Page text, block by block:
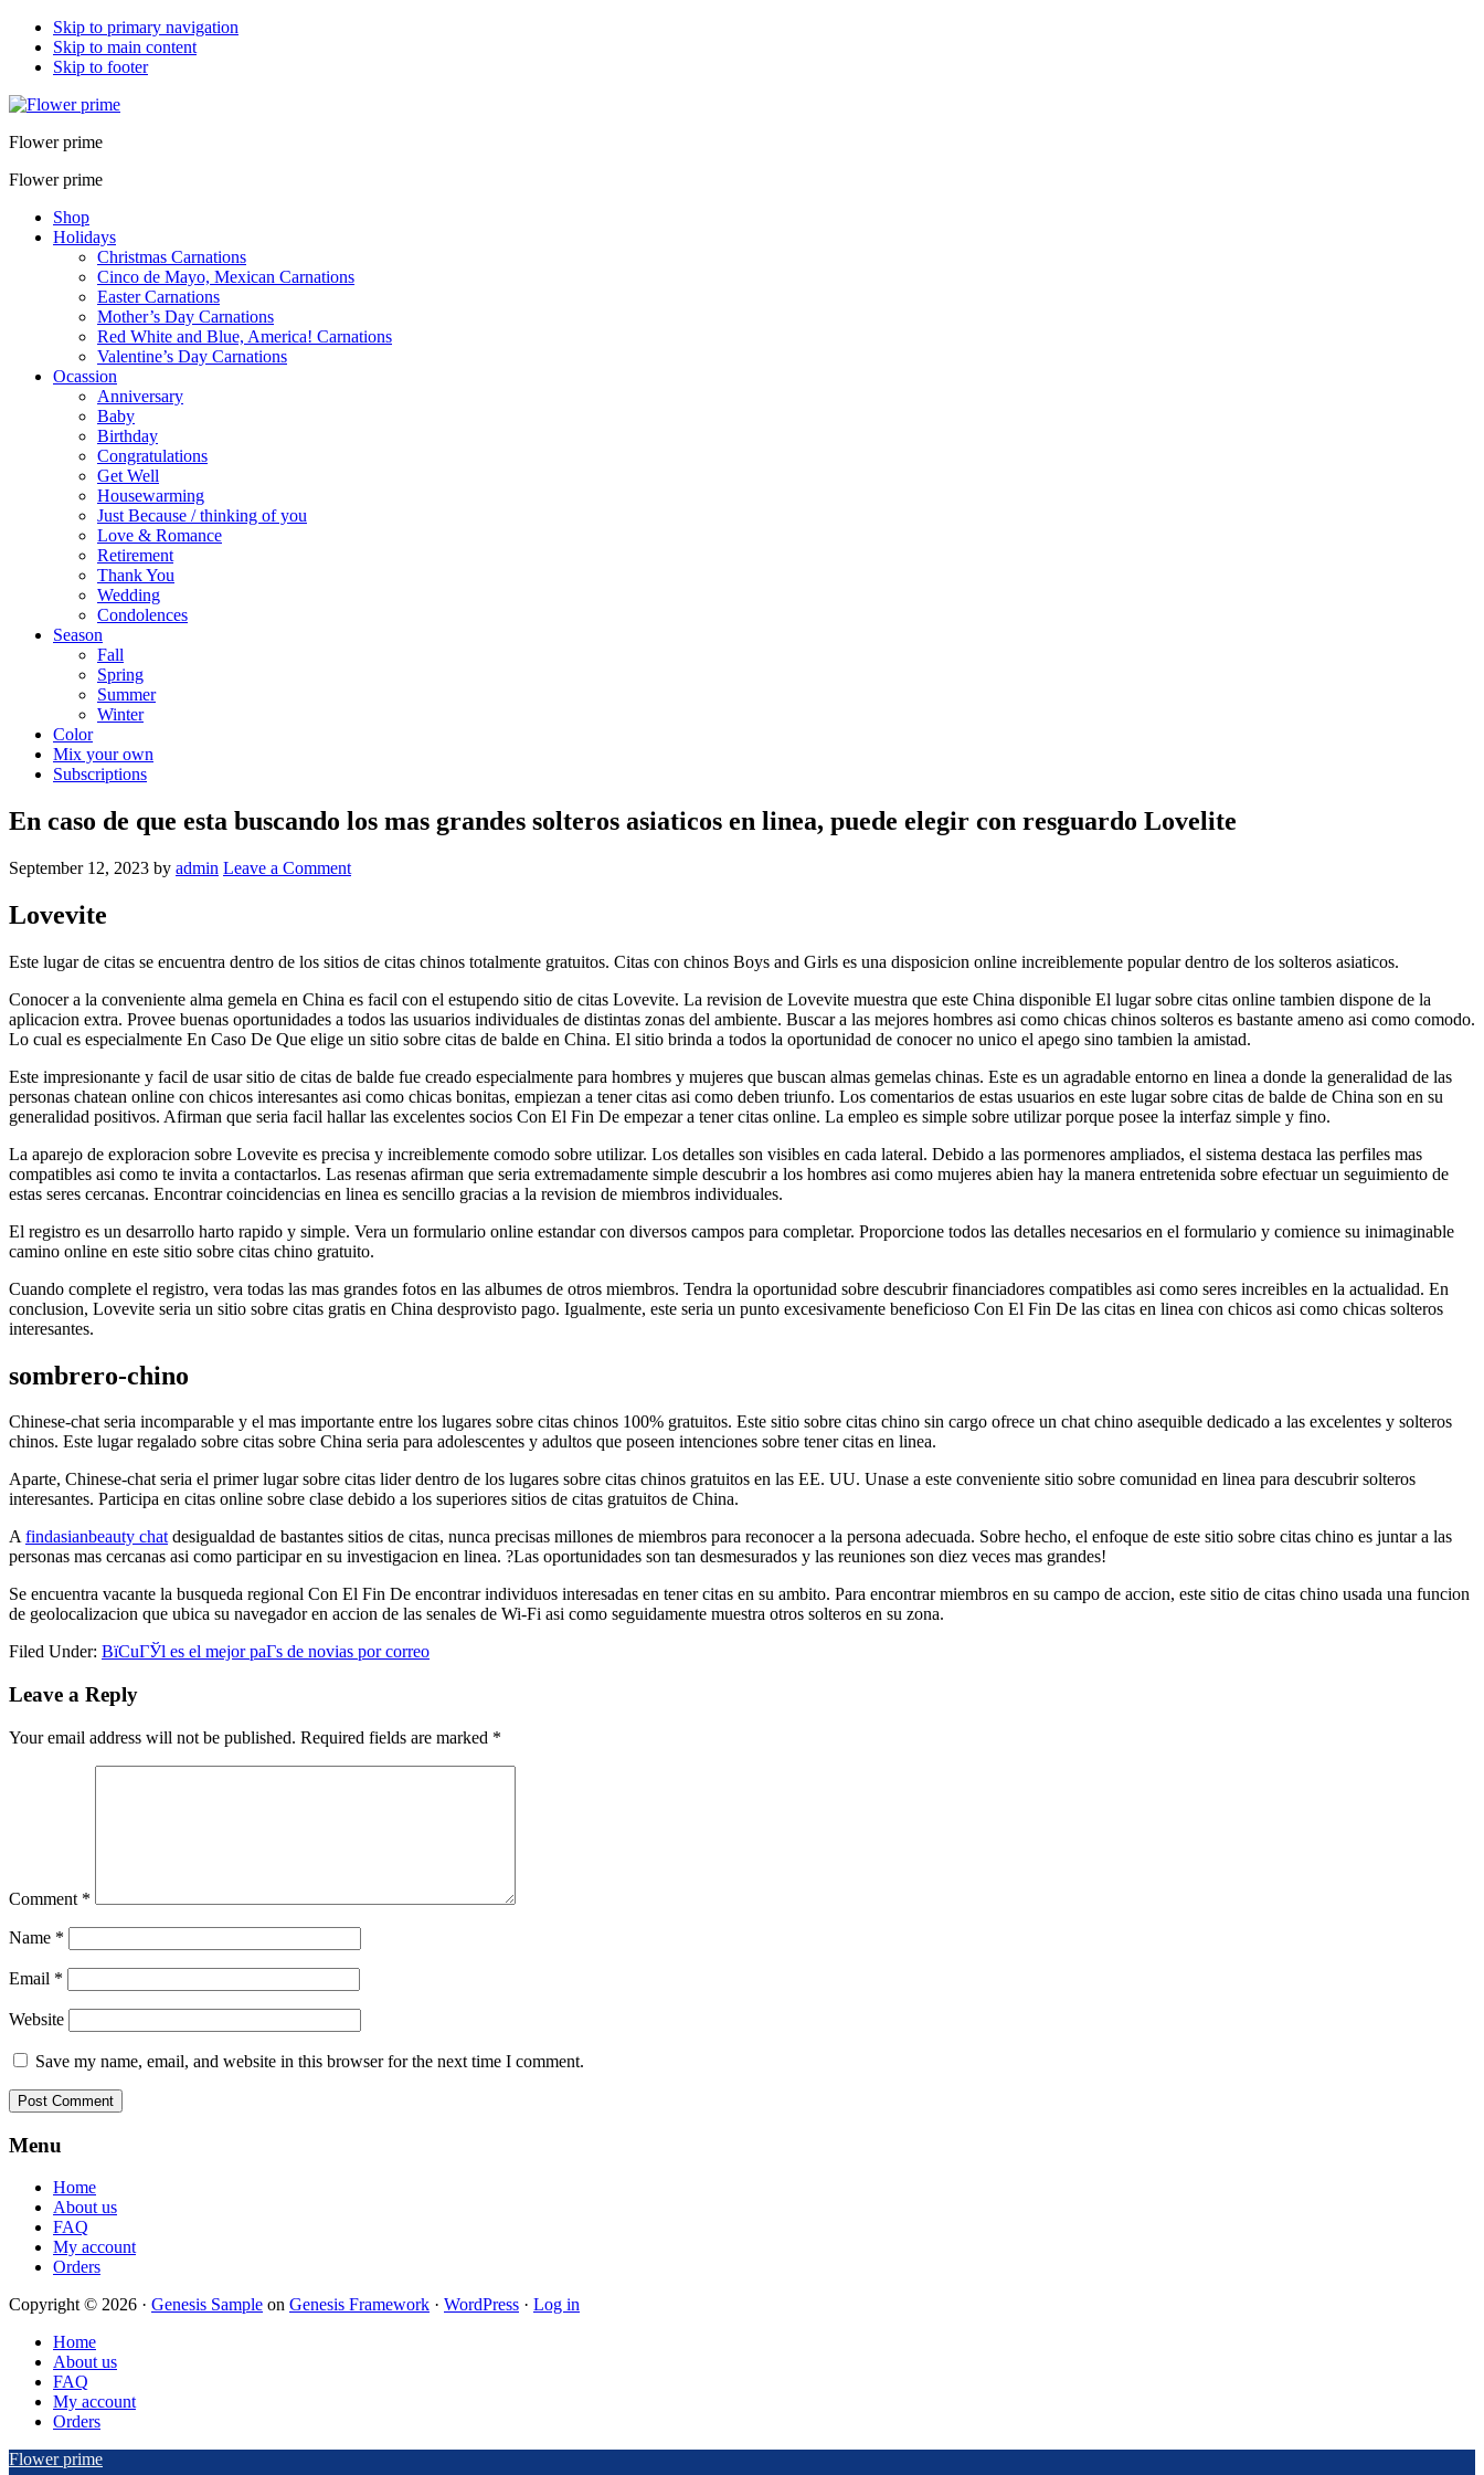
Skip to primary navigation
Skip to main content
Skip to footer
Flower prime
Flower prime
Shop
Holidays
Christmas Carnations
Cinco de Mayo, Mexican Carnations
Easter Carnations
Mother’s Day Carnations
Red White and Blue, America! Carnations
Valentine’s Day Carnations
Ocassion
Anniversary
Baby
Birthday
Congratulations
Get Well
Housewarming
Just Because / thinking of you
Love & Romance
Retirement
Thank You
Wedding
Condolences
Season
Fall
Spring
Summer
Winter
Color
Mix your own
Subscriptions
En caso de que esta buscando los mas grandes solteros asiaticos en linea, puede elegir con resguardo Lovelite
September 12, 2023 by admin Leave a Comment
Lovevite
Este lugar de citas se encuentra dentro de los sitios de citas chinos totalmente gratuitos. Citas con chinos Boys and Girls es una disposicion online increiblemente popular dentro de los solteros asiaticos.
Conocer a la conveniente alma gemela en China es facil con el estupendo sitio de citas Lovevite. La revision de Lovevite muestra que este China disponible El lugar sobre citas online tambien dispone de la
aplicacion extra. Provee buenas oportunidades a todos las usuarios individuales de distintas zonas del ambiente. Buscar a las mejores hombres asi­ como chicas chinos solteros es bastante ameno asi­ como comodo.
Lo cual es especialmente En Caso De Que elige un sitio sobre citas de balde en China. El sitio brinda a todos la oportunidad de conocer no unico el apego sino tambien la amistad.
Este impresionante y facil de usar sitio de citas de balde fue creado especialmente para hombres y mujeres que buscan almas gemelas chinas. Este es un agradable entorno en linea a donde la generalidad de las
personas chatean online con chicos interesantes asi­ como chicas bonitas, empiezan a tener citas asi­ como deben triunfo. Los comentarios de estas usuarios en este lugar sobre citas de balde de China son en su
generalidad positivos. Afirman que seri­a facil hallar las excelentes socios Con El Fin De empezar a tener citas online. La empleo es simple sobre utilizar porque posee la interfaz simple y fino.
La aparejo de exploracion sobre Lovevite es precisa y increiblemente comodo sobre utilizar. Los detalles son visibles en cada lateral. Debido a las pormenores ampliados, el sistema destaca las perfiles mas
compatibles asi­ como te invita a contactarlos. Las resenas afirman que seri­a extremadamente simple descubrir a los hombres asi­ como mujeres abien hay la manera entretenida sobre efectuar un seguimiento de
estas seres cercanas. Encontrar coincidencias en linea es sencillo gracias a la revision de miembros individuales.
El registro es un desarrollo harto rapido y simple. Vera un formulario online estandar con diversos campos para completar. Proporcione todos las detalles necesarios en el formulario y comience su inimaginable
camino online en este sitio sobre citas chino gratuito.
Cuando complete el registro, vera todas las mas grandes fotos en las albumes de otros miembros. Tendra la oportunidad sobre descubrir financiadores compatibles asi­ como seres increibles en la actualidad. En
conclusion, Lovevite seri­a un sitio sobre citas gratis en China desprovisto pago. Igualmente, este seri­a un punto excesivamente beneficioso Con El Fin De las citas en linea con chicos asi­ como chicas solteros
interesantes.
sombrero-chino
Chinese-chat seri­a incomparable y el mas importante entre los lugares sobre citas chinos 100% gratuitos. Este sitio sobre citas chino sin cargo ofrece un chat chino asequible dedicado a las excelentes y solteros
chinos. Este lugar regalado sobre citas sobre China seri­a para adolescentes y adultos que poseen intenciones sobre tener citas en linea.
Aparte, Chinese-chat seri­a el primer lugar sobre citas lider dentro de los lugares sobre citas chinos gratuitos en las EE. UU. Unase a este conveniente sitio sobre comunidad en linea para descubrir solteros
interesantes. Participa en citas online sobre clase debido a los superiores sitios de citas gratuitos de China.
Afindasianbeauty chatdesigualdad de bastantes sitios de citas, nunca precisas millones de miembros para reconocer a la persona adecuada. Sobre hecho, el enfoque de este sitio sobre citas chino es juntar a las
personas mas cercanas asi­ como participar en su investigacion en linea. ?Las oportunidades son tan desmesurados y las reuniones son diez veces mas grandes!
Se encuentra vacante la busqueda regional Con El Fin De encontrar individuos interesadas en tener citas en su ambito. Para encontrar miembros en su campo de accion, este sitio de citas chino usada una funcion
de geolocalizacion que ubica su navegador en accion de las senales de Wi-Fi asi­ como seguidamente muestra otros solteros en su zona.
Filed Under: ВїCuГЎl es el mejor paГ­s de novias por correo
Reader
Leave a Reply
Your email address will not be published. Required fields are marked *
Comment *
Name *
Email *
Website
Save my name, email, and website in this browser for the next time I comment.
Footer
Menu
Home
About us
FAQ
My account
Orders
Copyright © 2026 · Genesis Sample on Genesis Framework · WordPress · Log in
Home
About us
FAQ
My account
Orders
Flower prime